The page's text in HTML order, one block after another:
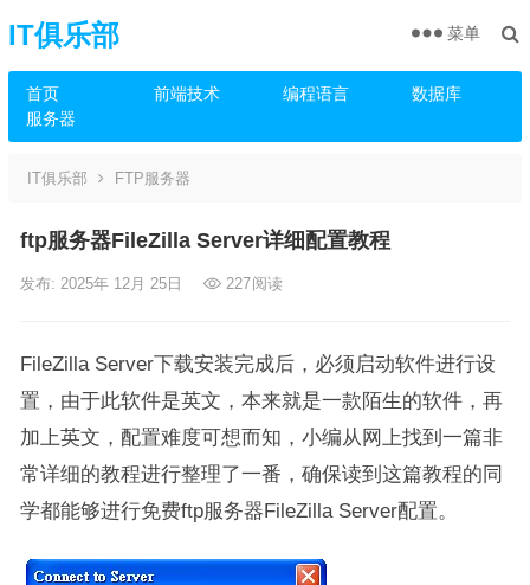
IT俱乐部
首页 前端技术 编程语言
数据库
服务器
菜单
IT俱乐部 FTP服务器
ftp服务器FileZilla Server详细配置教程
发布: 2025年 12月 25日 227阅读
FileZilla Server下载安装完成后，必须启动软件进行设
置，由于此软件是英文，本来就是一款陌生的软件，再
加上英文，配置难度可想而知，小编从网上找到一篇非
常详细的教程进行整理了一番，确保读到这篇教程的同
学都能够进行免费ftp服务器FileZilla Server配置。